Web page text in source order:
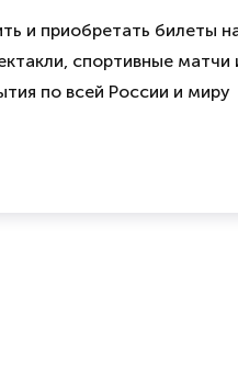
и приобретать билеты
спортивные матчи
по всей России и миру